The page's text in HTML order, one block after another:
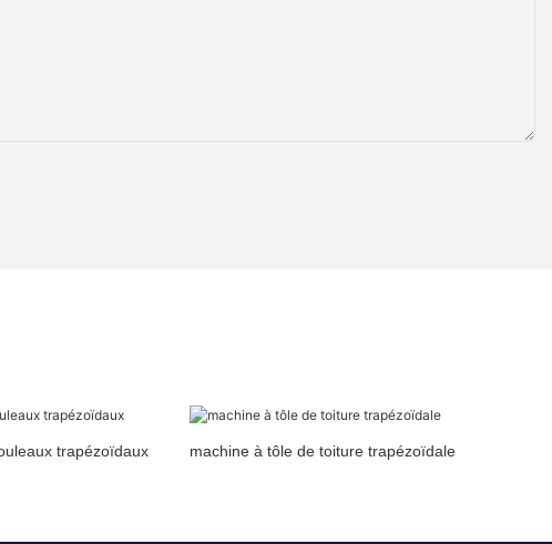
trapézoïdaux machine à tôle de toiture trapézoïdale